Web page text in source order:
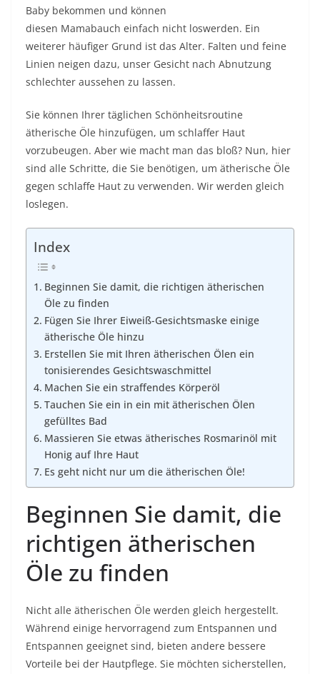
Baby bekommen und können
diesen Mamabauch einfach nicht loswerden. Ein
weiterer häufiger Grund ist das Alter. Falten und feine
Linien neigen dazu, unser Gesicht nach Abnutzung
schlechter aussehen zu lassen.
Sie können Ihrer täglichen Schönheitsroutine
ätherische Öle hinzufügen, um schlaffer Haut
vorzubeugen. Aber wie macht man das bloß? Nun, hier
sind alle Schritte, die Sie benötigen, um ätherische Öle
gegen schlaffe Haut zu verwenden. Wir werden gleich
loslegen.
Index
Beginnen Sie damit, die richtigen ätherischen
Öle zu finden
Fügen Sie Ihrer Eiweiß-Gesichtsmaske einige
ätherische Öle hinzu
Erstellen Sie mit Ihren ätherischen Ölen ein
tonisierendes Gesichtswaschmittel
Machen Sie ein straffendes Körperöl
Tauchen Sie ein in ein mit ätherischen Ölen
gefülltes Bad
Massieren Sie etwas ätherisches Rosmarinöl mit
Honig auf Ihre Haut
Es geht nicht nur um die ätherischen Öle!
Beginnen Sie damit, die
richtigen ätherischen
Öle zu finden
Nicht alle ätherischen Öle werden gleich hergestellt.
Während einige hervorragend zum Entspannen und
Entspannen geeignet sind, bieten andere bessere
Vorteile bei der Hautpflege. Sie möchten sicherstellen,